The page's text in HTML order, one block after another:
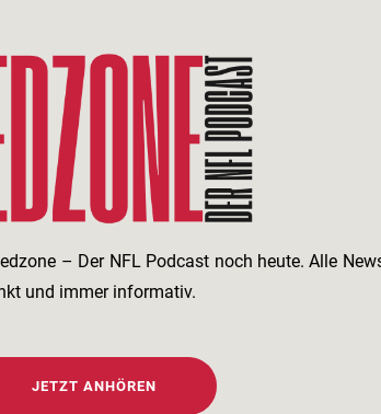
– Der NFL Podcast noch heute. Alle
und immer informativ.
JETZT ANHÖREN